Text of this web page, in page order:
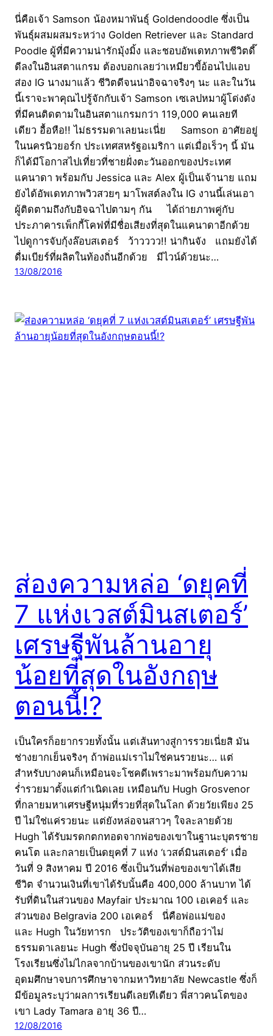
นี่คือเจ้า Samson น้องหมาพันธุ์ Goldendoodle ซึ่งเป็น
พันธุ์ผสมผสมระหว่าง Golden Retriever และ Standard
Poodle ผู้ที่มีความน่ารักมุ้งมิ้ง และชอบอัพเดทภาพชีวิตดี๊
ดีลงในอินสตาแกรม ต้องบอกเลยว่าเหมียวขี้อ้อนไปแอบ
ส่อง IG นางมาแล้ว ชีวิตดีจนน่าอิจฉาจริงๆ นะ และในวัน
นี้เราจะพาคุณไปรู้จักกับเจ้า Samson เซเลปหมาผู้โด่งดัง
ที่มีคนติดตามในอินสตาแกรมกว่า 119,000 คนเลยที
เดียว อื้อหือ!! ไม่ธรรมดาเลยนะเนี่ย Samson อาศัยอยู่
ในนครนิวยอร์ก ประเทศสหรัฐอเมริกา แต่เมื่อเร็วๆ นี้ มัน
ก็ได้มีโอกาสไปเที่ยวที่ชายฝั่งตะวันออกของประเทศ
แคนาดา พร้อมกับ Jessica และ Alex ผู้เป็นเจ้านาย แถม
ยังได้อัพเดทภาพวิวสวยๆ มาโพสต์ลงใน IG งานนี้เล่นเอา
ผู้ติดตามถึงกับอิจฉาไปตามๆ กัน ได้ถ่ายภาพคู่กับ
ประภาคารเพ็กกี้โคฟที่มีชื่อเสียงที่สุดในแคนาดาอีกด้วย
ไปดูการจับกุ้งล๊อบสเตอร์ ว้าวววว!! น่ากินจัง แถมยังได้
ดื่มเบียร์ที่ผลิตในท้องถิ่นอีกด้วย มีไวน์ด้วยนะ…
13/08/2016
ส่องความหล่อ ‘ดยุคที่
7 แห่งเวสต์มินสเตอร์’
เศรษฐีพันล้านอายุ
น้อยที่สุดในอังกฤษ
ตอนนี้!?
เป็นใครก็อยากรวยทั้งนั้น แต่เส้นทางสู่การรวยเนี่ยสิ มัน
ช่างยากเย็นจริงๆ ถ้าพ่อแม่เราไม่ใช่คนรวยนะ… แต่
สำหรับบางคนก็เหมือนจะโชคดีเพราะมาพร้อมกับความ
ร่ำรวยมาตั้งแต่กำเนิดเลย เหมือนกับ Hugh Grosvenor
ที่กลายมหาเศรษฐีหนุ่มที่รวยที่สุดในโลก ด้วยวัยเพียง 25
ปี ไม่ใช่แค่รวยนะ แต่ยังหล่อจนสาวๆ ใจละลายด้วย
Hugh ได้รับมรดกตกทอดจากพ่อของเขาในฐานะบุตรชาย
คนโต และกลายเป็นดยุคที่ 7 แห่ง ‘เวสต์มินสเตอร์’ เมื่อ
วันที่ 9 สิงหาคม ปี 2016 ซึ่งเป็นวันที่พ่อของเขาได้เสีย
ชีวิต จำนวนเงินที่เขาได้รับนั้นคือ 400,000 ล้านบาท ได้
รับที่ดินในส่วนของ Mayfair ประมาณ 100 เอเคอร์ และ
ส่วนของ Belgravia 200 เอเคอร์ นี่คือพ่อแม่ของ
และ Hugh ในวัยทารก ประวัติของเขาก็ถือว่าไม่
ธรรมดาเลยนะ Hugh ซึ่งปัจจุบันอายุ 25 ปี เรียนใน
โรงเรียนซึ่งไม่ไกลจากบ้านของเขานัก ส่วนระดับ
อุดมศึกษาจบการศึกษาจากมหาวิทยาลัย Newcastle ซึ่งก็
มีข้อมูลระบุว่าผลการเรียนดีเลยทีเดียว พี่สาวคนโตของ
เขา Lady Tamara อายุ 36 ปี…
12/08/2016